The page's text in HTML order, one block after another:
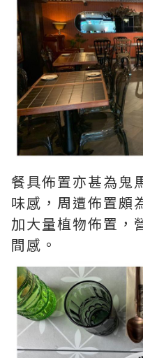
餐具佈置亦甚為鬼
味感，周遭佈置頗
加大量植物佈置，
間感。